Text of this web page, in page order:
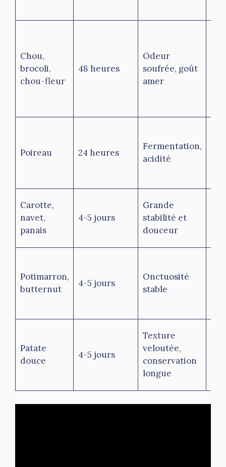
Chou,
brocoli,
chou-fleur
48 heures
Odeur
soufrée, goût
amer
Poireau 24 heures
Fermentation,
acidité
Carotte,
navet,
panais
4-5 jours
Grande
stabilité et
douceur
Potimarron,
butternut
4-5 jours
Onctuosité
stable
Patate
douce
4-5 jours
Texture
veloutée,
conservation
longue